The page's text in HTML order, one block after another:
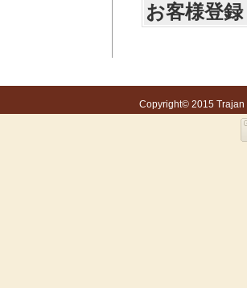
お客様登
Copyright© 2015 Trajan